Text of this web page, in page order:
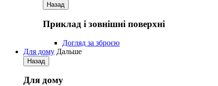
Назад
Приклад і зовнішні поверхні
Догляд за зброєю
Для дому Дальше
Назад
Для дому